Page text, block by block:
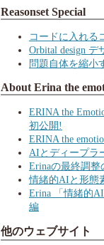
Reasonset Special
コードに入れる
Orbital design デ
問題自体を縮小
About Erina the
ERINA the
初公開!
ERINA the
AIとディープラ
Erinaの最終調整
情緒的AIと形態
Erina 「情緒的
編
他のウェブサイト